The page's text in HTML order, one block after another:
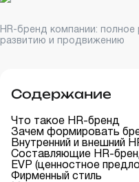
HR-бренд компании:
развитию и продвижению
Содержание
Что такое HR-бренд
Зачем формировать
Внутренний и внешний
Составляющие HR-
EVP (ценностное
Фирменный стиль